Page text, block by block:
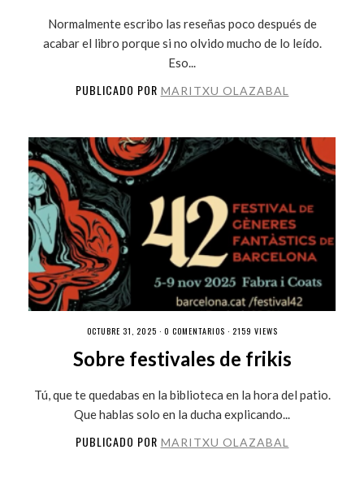
Normalmente escribo las reseñas poco después de
acabar el libro porque si no olvido mucho de lo leído.
Eso...
PUBLICADO POR MARITXU OLAZABAL
OCTUBRE 31, 2025 · 0 COMENTARIOS · 2159 VIEWS
Sobre festivales de frikis
Tú, que te quedabas en la biblioteca en la hora del patio.
Que hablas solo en la ducha explicando...
PUBLICADO POR MARITXU OLAZABAL